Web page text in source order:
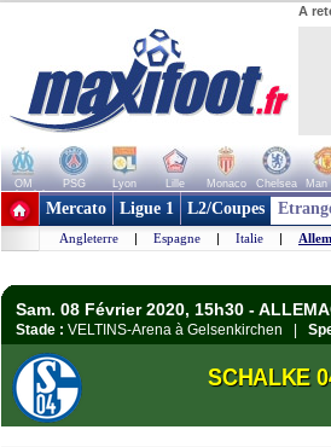
A
OM PSG Lyon Lille Monaco Chelsea Man
+ de clubs
Mercato Ligue 1 L2/Coupes
Angleterre | Espagne | Italie |
Sam. 08 Février 2020, 15h30 -
Stade : VELTINS-Arena à Gelsenkirchen |
SCHALKE